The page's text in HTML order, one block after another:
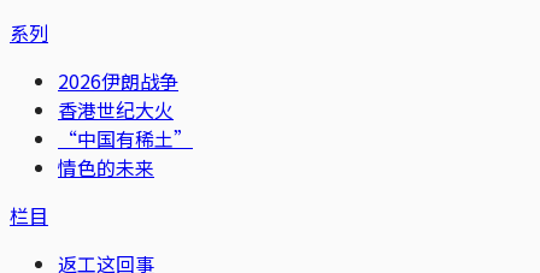
系列
2026伊朗战争
香港世纪大火
“中国有稀土”
情色的未来
栏目
返工这回事